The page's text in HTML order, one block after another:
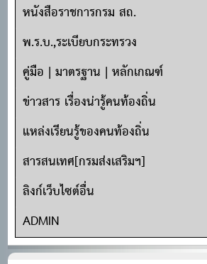
หนังสือราชการกรม สถ.
พ.ร.บ.,ระเบียบกระทรวง
คู่มือ | มาตรฐาน | หลักเกณฑ์
ข่าวสาร เรื่องน่ารู้คนท้องถิ่น
แหล่งเรียนรู้ของคนท้องถิ่น
สารสนเทศ[กรมส่งเสริมฯ]
ลิงก์เว็บไซต์อื่น
ADMIN